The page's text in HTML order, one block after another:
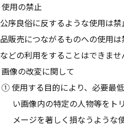
使用の禁止
公序良俗に反するような使用は
品販売につながるものへの使用
などの利用をすることはできませ
画像の改変に関して
① 使用する目的により、必要最
い画像内の特定の人物等をト
メージを著しく損なうような